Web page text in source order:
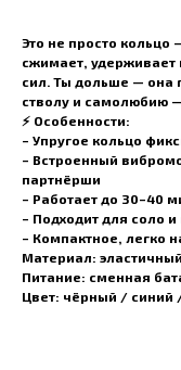
Это не просто кольцо
сжимает, удерживает
сил. Ты дольше — она
стволу и самолюбию
⚡ Особенности:
– Упругое кольцо
– Встроенный
партнёрши
– Работает до 30–40
– Подходит для соло и
– Компактное, легко
Материал:
Питание: сменная
Цвет: чёрный / синий